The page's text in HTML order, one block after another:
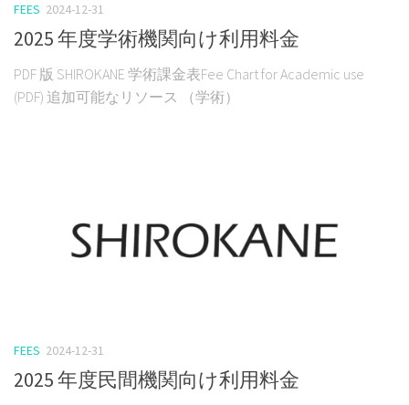
FEES 2024-12-31
2025 年度学術機関向け利用料金
PDF 版 SHIROKANE 学術課金表Fee Chart for Academic use
(PDF) 追加可能なリソース （学術）
FEES 2024-12-31
2025 年度民間機関向け利用料金